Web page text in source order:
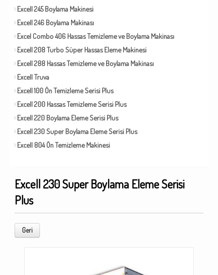
Excell 245 Boylama Makinesi
Excell 246 Boylama Makinası
Excel Combo 406 Hassas Temizleme ve Boylama Makinası
Excell 208 Turbo Süper Hassas Eleme Makinesi
Excell 288 Hassas Temizleme ve Boylama Makinası
Excell Truva
Excell 100 Ön Temizleme Serisi Plus
Excell 200 Hassas Temizleme Serisi Plus
Excell 220 Boylama Eleme Serisi Plus
Excell 230 Super Boylama Eleme Serisi Plus
Excell 804 Ön Temizleme Makinesi
Excell 230 Super Boylama Eleme Serisi
Plus
Geri